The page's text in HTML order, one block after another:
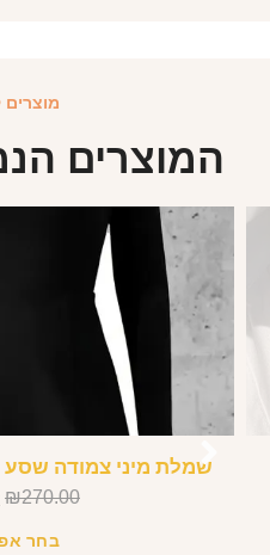
מוצרים
המוצרים
שמלת מיני צמודה
₪270.00
בחר